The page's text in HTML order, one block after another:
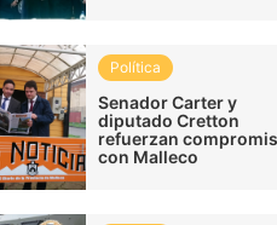
Política
Senador Carter y
diputado Cretton
refuerzan
con Malleco